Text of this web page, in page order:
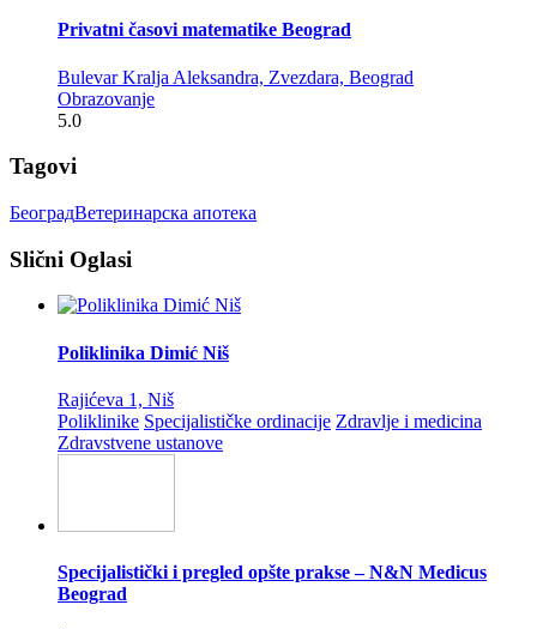
Privatni časovi matematike Beograd
Bulevar Kralja Aleksandra, Zvezdara, Beograd
Obrazovanje
5.0
Tagovi
БеоградВетеринарска апотека
Slični Oglasi
Poliklinika Dimić Niš
Rajićeva 1, Niš
Poliklinike Specijalističke ordinacije Zdravlje i medicina
Zdravstvene ustanove
Specijalistički i pregled opšte prakse – N&N Medicus
Beograd